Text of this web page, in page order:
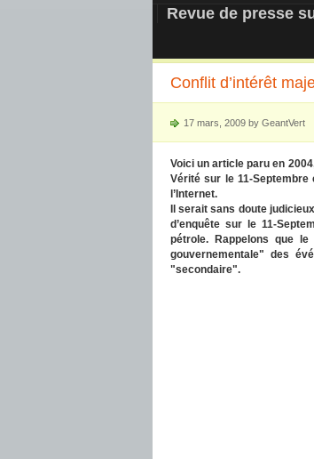
Revue de presse
Conflit d’intérêt
17 mars, 2009 by GeantVert
Voici un article paru en
Vérité sur le 11-
l’Internet.
Il serait sans doute
d’enquête sur le 11-
pétrole. Rappelons que
gouvernementale" des
"secondaire".